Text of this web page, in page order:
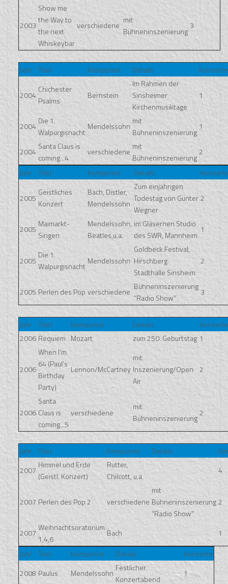
2003
Show me
the Way to
the next
Whiskeybar
verschiedene
mit
Bühneninszenierung
3
Jahr Titel Komponist Details Konzerte
2004
Chichester
Psalms
Bernstein
Im Rahmen der
Sinsheimer
Kirchenmusiktage
1
2004
Die 1.
Walpurgisnacht
Mendelssohn
mit
Bühneninszenierung
1
2004
Santa Claus is
coming...4
verschiedene
mit
Bühneninszenierung
2
Jahr Titel Komponist Details
2005
Geistliches
Konzert
Bach, Distler,
Mendelssohn
Zum einjährigen
Todestag von Günter
Wegner
2
2005
Maimarkt-
Singen
Mendelssohn,
Beatles,u.a.
im Gläsernen Studio
des SWR, Mannheim
1
2005
Die 1.
Walpurgisnacht
Mendelssohn
Goldbeck.Festival,
Hirschberg
Stadthalle Sinsheim
2
2005 Perlen des Pop verschiedene
Bühneninszenierung
“Radio Show”
3
Jahr Titel Komponist Details
2006 Requiem Mozart zum 250. Geburtstag 1
2006
When I’m
64 (Paul’s
Birthday
Party)
Lennon/McCartney
mit
Inszenierung/Open
Air
2
2006
Santa
Claus is
coming...5
verschiedene
mit
Bühneninszenierung
2
Jahr Titel Komponist Details
2007
Himmel und Erde
(Geistl. Konzert)
Rutter,
Chilcott, u.a.
4
2007 Perlen des Pop 2 verschiedene
mit
Bühneninszenierung
“Radio Show”
2
2007
Weihnachtsoratorium
1,4,6
Bach
1
Jahr Titel Komponist Details
Konzerte
2008 Paulus Mendelssohn
Festlicher
Konzertabend
1